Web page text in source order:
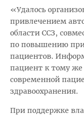
«Удалось
привлечением
области ССЗ,
по повышению
пациентов.
пациент к тому
современной
здравоохранения.
При поддержке